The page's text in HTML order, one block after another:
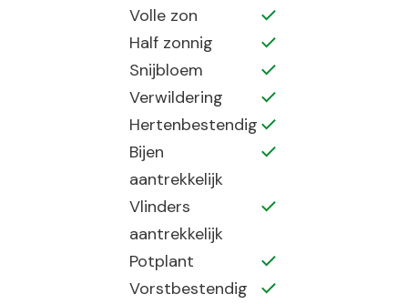
Volle zon
Half zonnig
Snijbloem
Verwildering
Hertenbestendig
Bijen
aantrekkelijk
Vlinders
aantrekkelijk
Potplant
Vorstbestendig